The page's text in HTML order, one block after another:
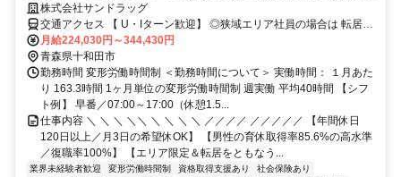
マなし／年収例32歳SV816万円／販促企画～商品管理など店舗運営がメ
インの仕事
株式会社サンドラッグ
交通アクセス 【 U・Iターン歓迎】 ◎狭域エリア社員の場合は 転居を
伴う転勤はありません。 ◎マイカー通勤OK
月給224,030円～344,430円
青森県十和田市
勤務時間 変形労働時間制 ＜勤務時間について＞ 実働時間： １月あた
り 163.3時間 1ヶ月単位の変形労働時間制 週実働 平均40時間 【シフ
ト例】 早番／07:00～17:00（休憩1.5...
仕事内容 ＼ ＼ ＼ ＼＼ ＼ ＼ ＼ ＼ ／／／／ ／／／／／ 【年間休日
120日以上／月3日の希望休OK】 【男性の育休取得率85.6%の高水準
／復職率100%】 【エリア限定＆転居をともなう...
業界未経験者歓迎 変形労働時間制 資格取得支援あり
社会保険あり